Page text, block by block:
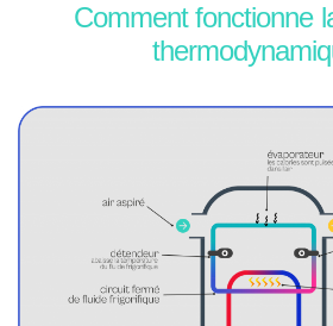
Comment fonctionne